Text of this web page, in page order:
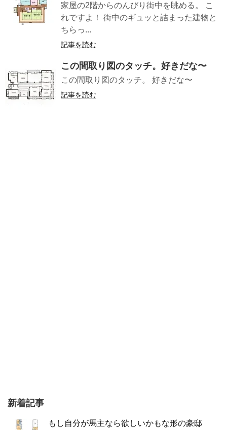
家屋の2階からのんびり街中を眺める。 こ
れですよ！ 街中のギュッと詰まった建物と
ちらっ...
記事を読む
この間取り図のタッチ。好きだな〜
この間取り図のタッチ。 好きだな〜
記事を読む
新着記事
もし自分が馬主なら欲しいかもな形の豪邸